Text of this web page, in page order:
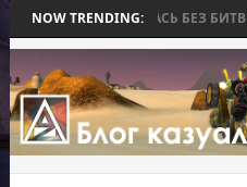
NOW TRENDING:
КОТОРАЯ ЗАКОНЧИЛАСЬ БЕЗ БИТВЫ